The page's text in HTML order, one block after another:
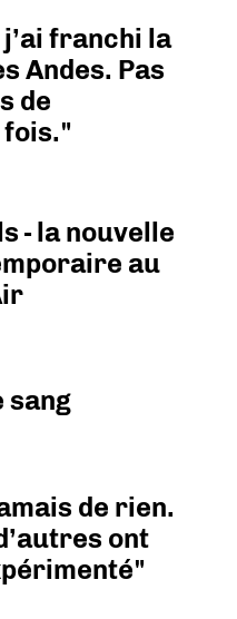
franchi la
Andes. Pas
de
fois."
- la nouvelle
au
sang
de rien.
ont